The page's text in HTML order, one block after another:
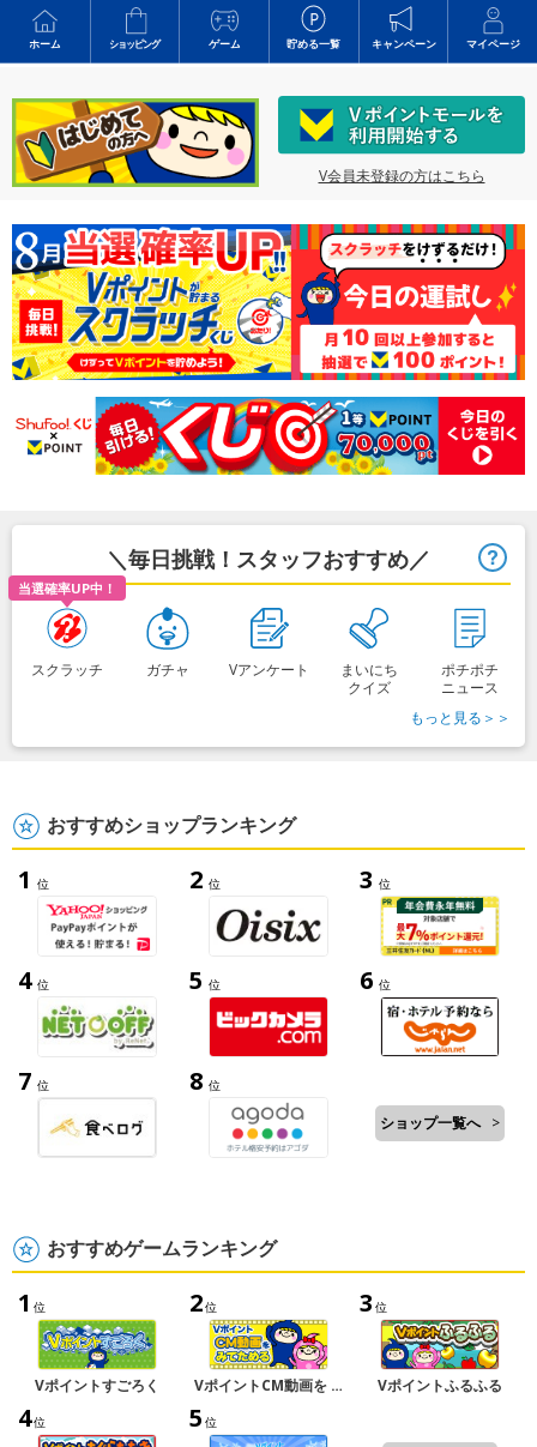
ホーム ショッピング ゲーム 貯める一覧 キャンペーン マイページ
V会員未登録の方はこちら
＼毎日挑戦！スタッフおすすめ／
当選確率UP中！
スクラッチ ガチャ Vアンケート
まいにち
クイズ
ポチポチ
ニュース
もっと見る＞＞
おすすめショップランキング
1 位 2 位 3 位
4 位 5 位 6 位
7 位 8 位
ショップ一覧へ >
おすすめゲームランキング
1 位
Vポイントすごろく
2位
VポイントCM動画を …
3 位
Vポイントふるふる
4位 5 位